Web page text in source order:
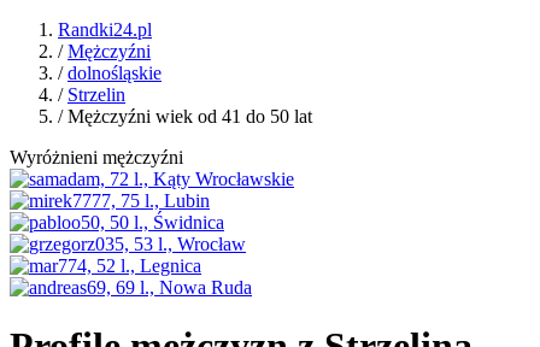
Randki24.pl
/Mężczyźni
/dolnośląskie
/ Strzelin
/ Mężczyźni wiek od 41 do 50 lat
Wyróżnieni mężczyźni